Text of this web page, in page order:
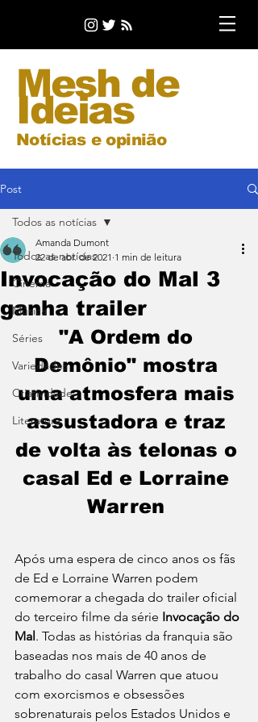
Mesh de
Ideias
Notícias e opinião
Post
Todos as notícias
Cinema
Música
Séries
Variedades
Criatividade
Literatura
Todos as notícias
Invocação do Mal 3
ganha trailer
Amanda Dumont
22 de abr. de 2021 1 min de leitura
"A Ordem do
Demônio" mostra
uma atmosfera mais
assustadora e traz
de volta às telonas o
casal Ed e Lorraine
Warren
Após uma espera de cinco anos os fãs
de Ed e Lorraine Warren podem
comemorar a chegada do trailer oficial
do terceiro filme da série Invocação do
Mal. Todas as histórias da franquia são
baseadas nos mais de 40 anos de
trabalho do casal Warren que atuou
com exorcismos e obsessões
sobrenaturais pelos Estados Unidos e